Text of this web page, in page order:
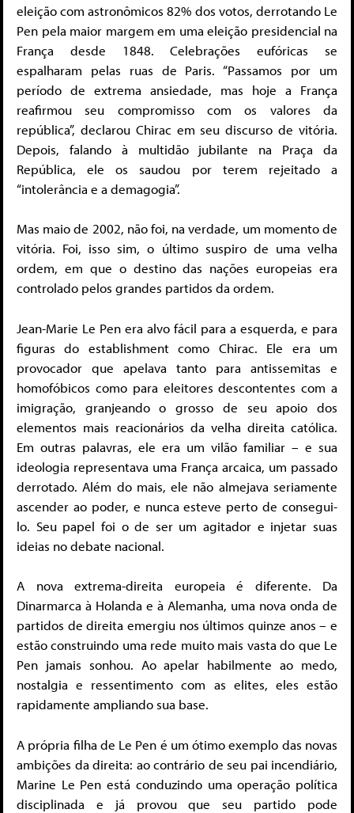
eleição com astronômicos 82% dos votos, derrotando Le
Pen pela maior margem em uma eleição presidencial na
França desde 1848. Celebrações eufóricas se
espalharam pelas ruas de Paris. “Passamos por um
período de extrema ansiedade, mas hoje a França
reafirmou seu compromisso com os valores da
república”, declarou Chirac em seu discurso de vitória.
Depois, falando à multidão jubilante na Praça da
República, ele os saudou por terem rejeitado a
“intolerância e a demagogia”.
Mas maio de 2002, não foi, na verdade, um momento de
vitória. Foi, isso sim, o último suspiro de uma velha
ordem, em que o destino das nações europeias era
controlado pelos grandes partidos da ordem.
Jean-Marie Le Pen era alvo fácil para a esquerda, e para
figuras do establishment como Chirac. Ele era um
provocador que apelava tanto para antissemitas e
homofóbicos como para eleitores descontentes com a
imigração, granjeando o grosso de seu apoio dos
elementos mais reacionários da velha direita católica.
Em outras palavras, ele era um vilão familiar – e sua
ideologia representava uma França arcaica, um passado
derrotado. Além do mais, ele não almejava seriamente
ascender ao poder, e nunca esteve perto de consegui-
lo. Seu papel foi o de ser um agitador e injetar suas
ideias no debate nacional.
A nova extrema-direita europeia é diferente. Da
Dinarmarca à Holanda e à Alemanha, uma nova onda de
partidos de direita emergiu nos últimos quinze anos – e
estão construindo uma rede muito mais vasta do que Le
Pen jamais sonhou. Ao apelar habilmente ao medo,
nostalgia e ressentimento com as elites, eles estão
rapidamente ampliando sua base.
A própria filha de Le Pen é um ótimo exemplo das novas
ambições da direita: ao contrário de seu pai incendiário,
Marine Le Pen está conduzindo uma operação política
disciplinada e já provou que seu partido pode